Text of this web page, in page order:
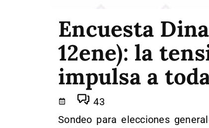
Encuesta
12ene): la
impulsa a
43
Sondeo para elecciones